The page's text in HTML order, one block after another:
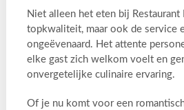
Niet alleen het eten bij Restaurant
topkwaliteit, maar ook de service
ongeëvenaard. Het attente
elke gast zich welkom voelt en
onvergetelijke culinaire ervaring.
Of je nu komt voor een